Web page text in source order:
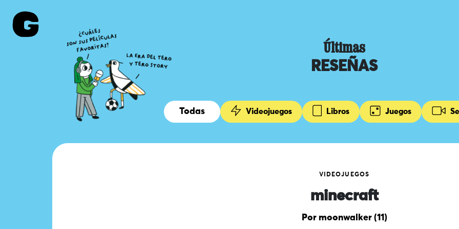
Últimas
RESEÑAS
Todas Videojuegos Libros Juegos
VIDEOJUEGOS
minecraft
Por moonwalker (11)